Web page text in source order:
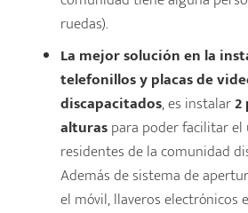
ruedas).
La mejor solución en la
telefonillos y placas de
discapacitados, es instalar2
alturaspara poder facilitar
residentes de la comunidad
Además de sistema de
el móvil, llaveros electrónicos